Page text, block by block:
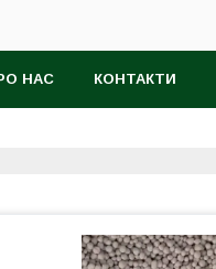
НАС КОНТАКТИ